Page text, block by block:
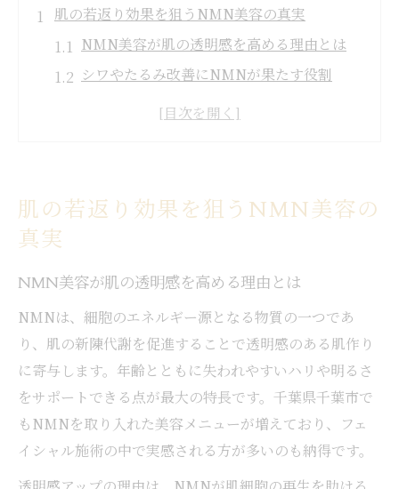
肌の若返り効果を狙うNMN美容の真実
NMN美容が肌の透明感を高める理由とは
シワやたるみ改善にNMNが果たす役割
NMNが注目される若返りの最新根拠を解説
千葉市で話題のNMNケアが支持される理由
千葉市でも広がるNMN美容ケアの魅力
NMN点滴やサプリの効果的な活用法
美容意識が高まる千葉市でのNMN体験談
クリニック選びで失敗しないNMN活用術
年齢を感じ始めたらNMNがおすすめな訳
年齢肌対策にNMNを勧める本当の理由
NMNで始めるエイジングケアの新常識
肌の若返り効果を狙うNMN美容の
真実
NMN美容が肌の透明感を高める理由とは
NMNは、細胞のエネルギー源となる物質の一つであ
り、肌の新陳代謝を促進することで透明感のある肌作り
に寄与します。年齢とともに失われやすいハリや明るさ
をサポートできる点が最大の特長です。千葉県千葉市で
もNMNを取り入れた美容メニューが増えており、フェ
イシャル施術の中で実感される方が多いのも納得です。